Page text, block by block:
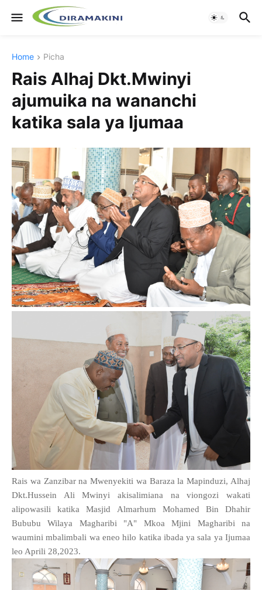
Home Picha
Rais Alhaj Dkt.Mwinyi
ajumuika na wananchi
katika sala ya Ijumaa
Rais wa Zanzibar na Mwenyekiti wa Baraza la Mapinduzi, Alhaj
Dkt.Hussein Ali Mwinyi akisalimiana na viongozi wakati
alipowasili katika Masjid Almarhum Mohamed Bin Dhahir
Bububu Wilaya Magharibi "A" Mkoa Mjini Magharibi na
waumini mbalimbali wa eneo hilo katika ibada ya sala ya Ijumaa
leo Aprili 28,2023.